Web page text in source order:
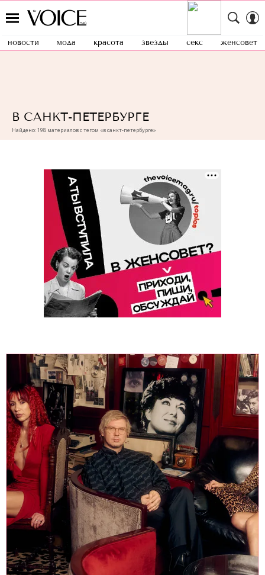
новости мода красота звезды секс женсовет
В САНКТ-ПЕТЕРБУРГЕ
Найдено: 198 материалов с тегом «в санкт-петербурге»